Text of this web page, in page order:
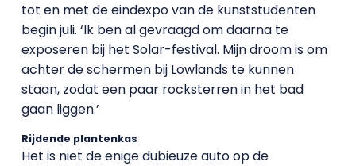
tot en met de eindexpo van de kunststudenten
begin juli. ‘Ik ben al gevraagd om daarna te
exposeren bij het Solar-festival. Mijn droom is om
achter de schermen bij Lowlands te kunnen
staan, zodat een paar rocksterren in het bad
gaan liggen.’
Rijdende plantenkas
Het is niet de enige dubieuze auto op de